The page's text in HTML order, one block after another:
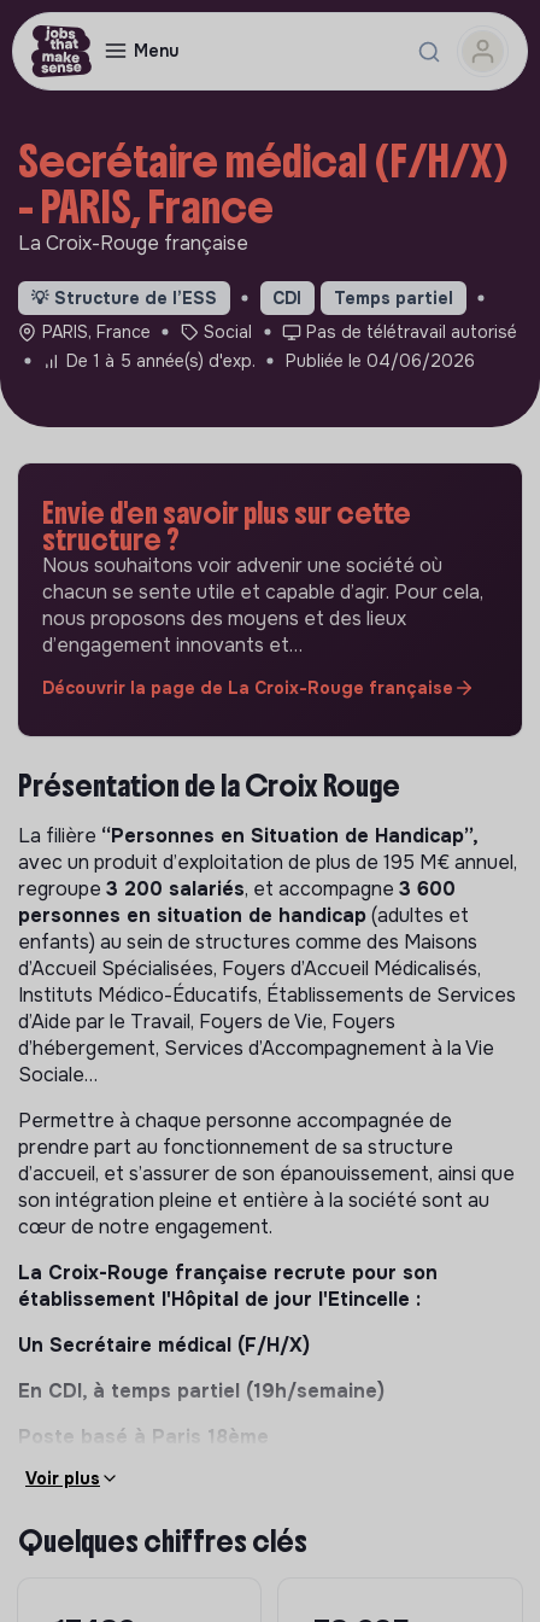
Menu
Secrétaire médical (F/H/X)
- PARIS, France
La Croix-Rouge française
💡 Structure de l’ESS CDI
Temps partiel
PARIS, France
Social
Pas de télétravail autorisé
De 1 à 5 année(s) d'exp.
Publiée le 04/06/2026
Envie d'en savoir plus sur cette
structure ?
Nous souhaitons voir advenir une société où
chacun se sente utile et capable d’agir. Pour cela,
nous proposons des moyens et des lieux
d’engagement innovants et…
Découvrir la page de La Croix-Rouge française
Présentation de la Croix Rouge
La filière “Personnes en Situation de Handicap”,
avec un produit d’exploitation de plus de 195 M€ annuel,
regroupe 3 200 salariés, et accompagne 3 600
personnes en situation de handicap(adultes et
enfants) au sein de structures comme des Maisons
d’Accueil Spécialisées, Foyers d’Accueil Médicalisés,
Instituts Médico-Éducatifs, Établissements de Services
d’Aide par le Travail, Foyers de Vie, Foyers
d’hébergement, Services d’Accompagnement à la Vie
Sociale…
Permettre à chaque personne accompagnée de
prendre part au fonctionnement de sa structure
d’accueil, et s’assurer de son épanouissement, ainsi que
son intégration pleine et entière à la société sont au
cœur de notre engagement.
La Croix-Rouge française recrute pour son
établissement l'Hôpital de jour l'Etincelle :
Un Secrétaire médical (F/H/X)
En CDI, à temps partiel (19h/semaine)
Poste basé à Paris 18ème
Cet établissement accueille 22 enfants avec troubles
inscrit dans les recommandations de bonnes pratiques
de la HAS et à ce titre, pratique des méthodes
L'hôpital de jour l'Etincelle se situe sur la ligne 13, station
Voir plus
Quelques chiffres clés